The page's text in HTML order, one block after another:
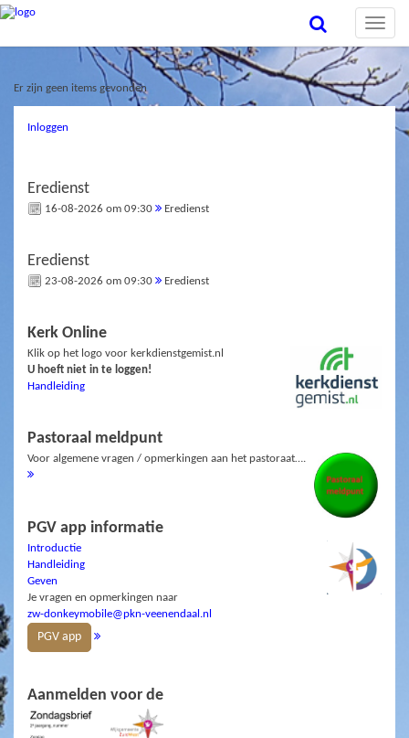
Toggle
Er zijn geen items gevonden
Inloggen
Eredienst
16-08-2026 om 09:30 Eredienst
Eredienst
23-08-2026 om 09:30 Eredienst
Kerk Online
Klik op het logo voor kerkdienstgemist.nl
U hoeft niet in te loggen!
Handleiding
Pastoraal meldpunt
Voor algemene vragen / opmerkingen aan het pastoraat….
PGV app informatie
Introductie
Handleiding
Geven
Je vragen en opmerkingen naar
zw-donkeymobile@pkn-veenendaal.nl
PGV app
Aanmelden voor de